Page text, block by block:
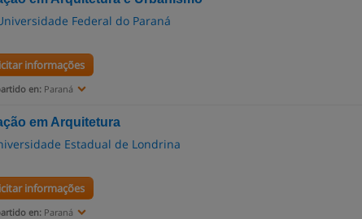
Federal do Paraná
en: Paraná
informações
em Arquitetura
Estadual de Londrina
en: Paraná
informações